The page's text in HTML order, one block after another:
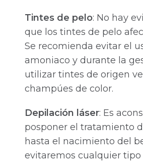
Tintes de pelo: No hay
que los tintes de pelo
Se recomienda evitar el
amoniaco y durante la
utilizar tintes de origen
champúes de color.
Depilación láser: Es
posponer el tratamiento
hasta el nacimiento del
evitaremos cualquier tipo